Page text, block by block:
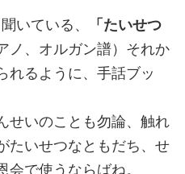
いている、
「たいせつ
ノ、オルガン譜）それか
れるように、手話ブッ
せいのことも勿論、触れ
たいせつなともだち、せ
で使うならばね。